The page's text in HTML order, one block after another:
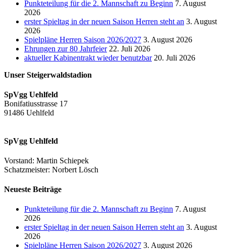
Punkteteilung für die 2. Mannschaft zu Beginn 7. August
2026
erster Spieltag in der neuen Saison Herren steht an 3. August
2026
Spielpläne Herren Saison 2026/2027 3. August 2026
Ehrungen zur 80 Jahrfeier 22. Juli 2026
aktueller Kabinentrakt wieder benutzbar 20. Juli 2026
Unser Steigerwaldstadion
SpVgg Uehlfeld
Bonifatiusstrasse 17
91486 Uehlfeld
SpVgg Uehlfeld
Vorstand: Martin Schiepek
Schatzmeister: Norbert Lösch
Neueste Beiträge
Punkteteilung für die 2. Mannschaft zu Beginn 7. August
2026
erster Spieltag in der neuen Saison Herren steht an 3. August
2026
Spielpläne Herren Saison 2026/2027 3. August 2026